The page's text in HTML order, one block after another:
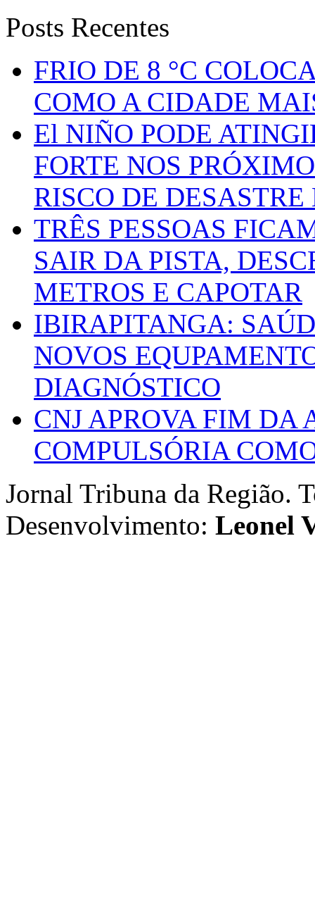
Posts Recentes
FRIO DE 8 °C
COMO A CIDADE
El NIÑO PODE
FORTE NOS
RISCO DE
TRÊS PESSOAS
SAIR DA PISTA,
METROS E CAPOTAR
IBIRAPITANGA:
NOVOS
DIAGNÓSTICO
CNJ APROVA FIM DA
COMPULSÓRIA
Jornal Tribuna da Região.
Desenvolvimento: Leonel